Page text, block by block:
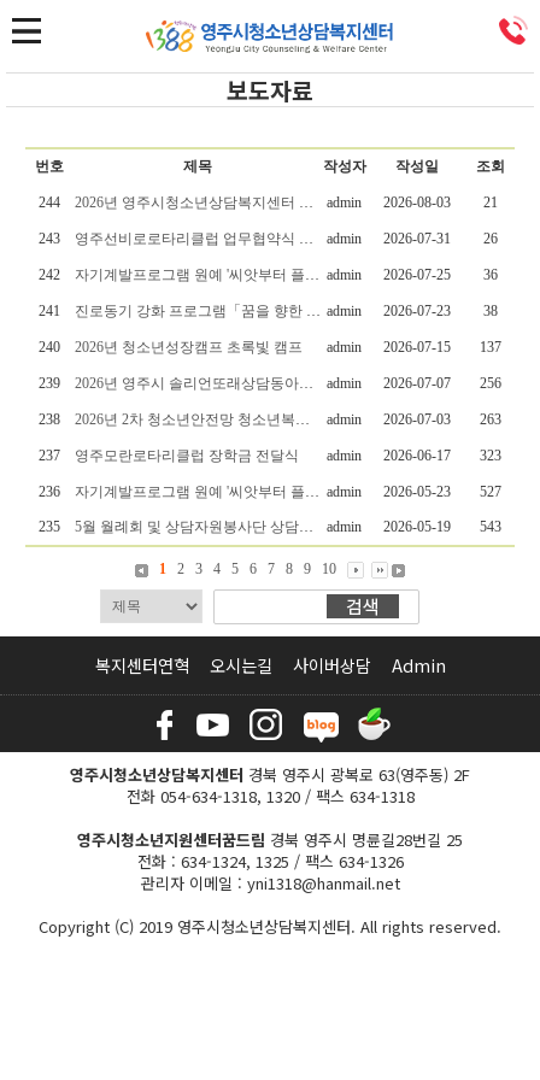
보도자료
번호 제목 작성자 작성일 조회
244 2026년 영주시청소년상담복지센터 디지털미디어 피해청소년 회복지원사업 운영 admin 2026-08-03 21
243 영주선비로로타리클럽 업무협약식 및 장학금 전달식 admin 2026-07-31 26
242 자기계발프로그램 원예 '씨앗부터 플라워카페까지' 일일카페 운영 admin 2026-07-25 36
241 진로동기 강화 프로그램「꿈을 향한 첫걸음」직업탐색 특강 운영 admin 2026-07-23 38
240 2026년 청소년성장캠프 초록빛 캠프 admin 2026-07-15 137
239 2026년 영주시 솔리언또래상담동아리 솔리언 별빛 캠프 admin 2026-07-07 256
238 2026년 2차 청소년안전망 청소년복지 실무위원회 회의 admin 2026-07-03 263
237 영주모란로타리클럽 장학금 전달식 admin 2026-06-17 323
236 자기계발프로그램 원예 '씨앗부터 플라워카페까지' 운영 admin 2026-05-23 527
235 5월 월례회 및 상담자원봉사단 상담사의 자기돌봄과 정서행동 상담 admin 2026-05-19 543
1 2 3 4 5 6 7 8 9 10
복지센터연혁 오시는길 사이버상담 Admin
영주시청소년상담복지센터 경북 영주시 광복로 63(영주동) 2F
전화 054-634-1318, 1320 / 팩스 634-1318
영주시청소년지원센터꿈드림 경북 영주시 명륜길28번길 25
전화 : 634-1324, 1325 / 팩스 634-1326
관리자 이메일 : yni1318@hanmail.net
Copyright (C) 2019 영주시청소년상담복지센터. All rights reserved.